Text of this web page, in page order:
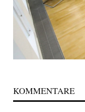
KOMMENTARE